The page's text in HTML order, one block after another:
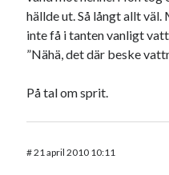
hällde ut. Så långt allt
inte få i tanten vanligt
”Nähä, det där beske
På tal om sprit.
#21 april 2010 10:11